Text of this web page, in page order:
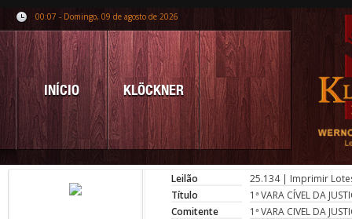
00:07 - Domingo, 09 de agosto de 2026
INÍCIO KLÖCKNER
Leilão 25.134| Imprimir
Título
1ª VARA CÍVEL DA
Comitente
1ª VARA CIVEL DA